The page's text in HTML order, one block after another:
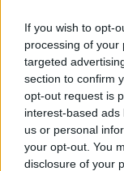
If you wish to opt-
processing of your
targeted
section to confirm
opt-out request is
interest-based
us or personal
your opt-out. You
disclosure of your
sobie wirusa